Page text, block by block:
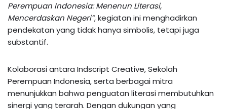
Perempuan Indonesia: Menenun Literasi,
Mencerdaskan Negeri”, kegiatan ini menghadirkan
pendekatan yang tidak hanya simbolis, tetapi juga
substantif.
Kolaborasi antara Indscript Creative, Sekolah
Perempuan Indonesia, serta berbagai mitra
menunjukkan bahwa penguatan literasi membutuhkan
sinergi yang terarah. Dengan dukungan yang